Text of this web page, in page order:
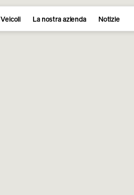
Veicoli La nostra azienda Notizie